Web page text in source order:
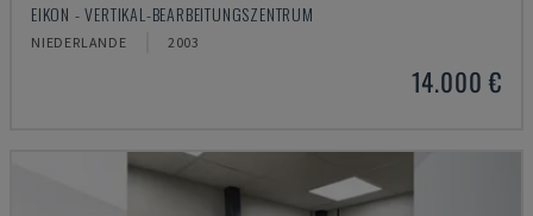
EIKON - VERTIKAL-BEARBEITUNGSZENTRUM
NIEDERLANDE 2003
14.000 €